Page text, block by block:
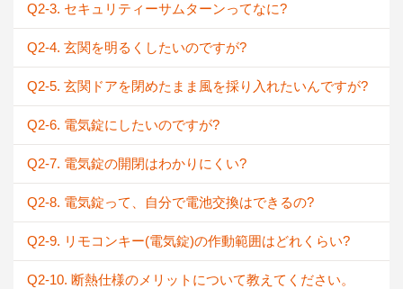
Q2-3. セキュリティーサムターンってなに?
Q2-4. 玄関を明るくしたいのですが?
Q2-5. 玄関ドアを閉めたまま風を採り入れたいんですが?
Q2-6. 電気錠にしたいのですが?
Q2-7. 電気錠の開閉はわかりにくい?
Q2-8. 電気錠って、自分で電池交換はできるの?
Q2-9. リモコンキー(電気錠)の作動範囲はどれくらい?
Q2-10. 断熱仕様のメリットについて教えてください。